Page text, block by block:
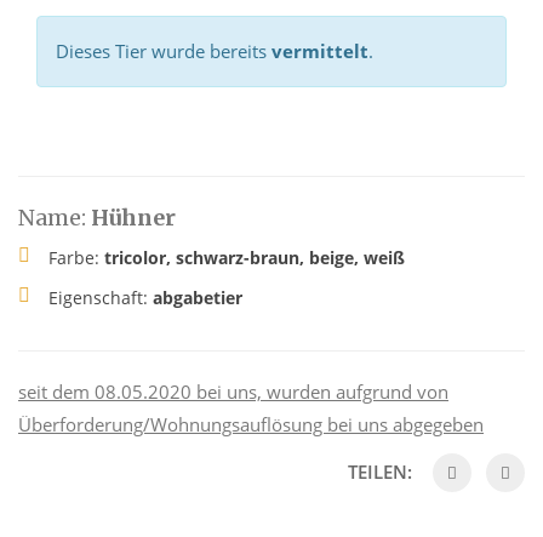
Dieses Tier wurde bereits vermittelt.
Name: Hühner
Farbe: tricolor, schwarz-braun, beige, weiß
Eigenschaft: abgabetier
seit dem 08.05.2020 bei uns, wurden aufgrund von
Überforderung/Wohnungsauflösung bei uns abgegeben
TEILEN: